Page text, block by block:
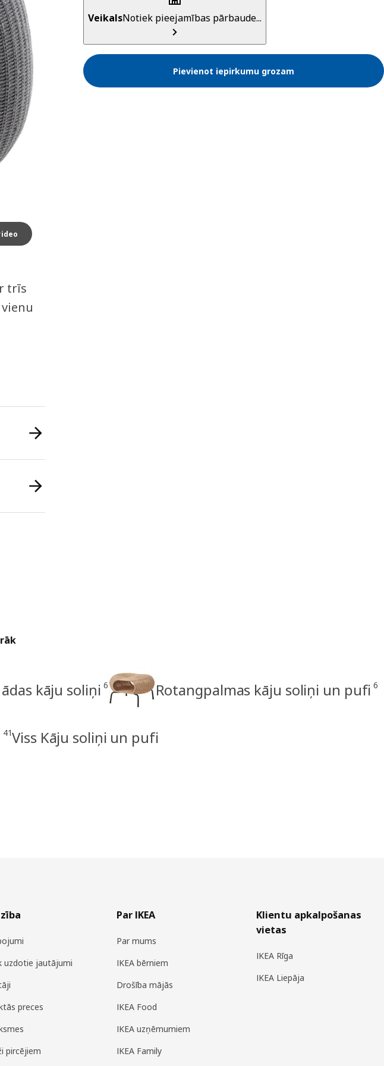
VeikalsNotiek pieejamības pārbaude...
Pievienot iepirkumu grozam
trīs
kāju soliņi 6 Rotangpalmas kāju soliņi un pufi 6
41Viss Kāju soliņi un pufi
uzdotie jautājumi
preces
pircējiem
Par IKEA
Par mums
IKEA bērniem
Drošība mājās
IKEA Food
IKEA uzņēmumiem
IKEA Family
Klientu apkalpošanas
vietas
IKEA Rīga
IKEA Liepāja